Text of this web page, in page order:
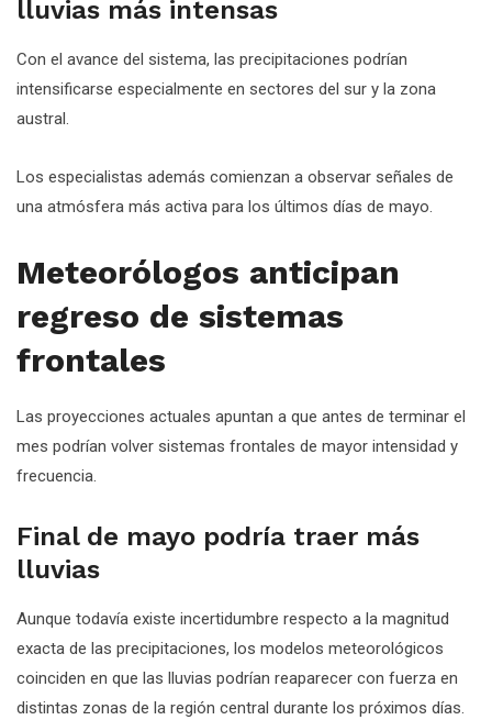
lluvias más intensas
Con el avance del sistema, las precipitaciones podrían
intensificarse especialmente en sectores del sur y la zona
austral.
Los especialistas además comienzan a observar señales de
una atmósfera más activa para los últimos días de mayo.
Meteorólogos anticipan
regreso de sistemas
frontales
Las proyecciones actuales apuntan a que antes de terminar el
mes podrían volver sistemas frontales de mayor intensidad y
frecuencia.
Final de mayo podría traer más
lluvias
Aunque todavía existe incertidumbre respecto a la magnitud
exacta de las precipitaciones, los modelos meteorológicos
coinciden en que las lluvias podrían reaparecer con fuerza en
distintas zonas de la región central durante los próximos días.